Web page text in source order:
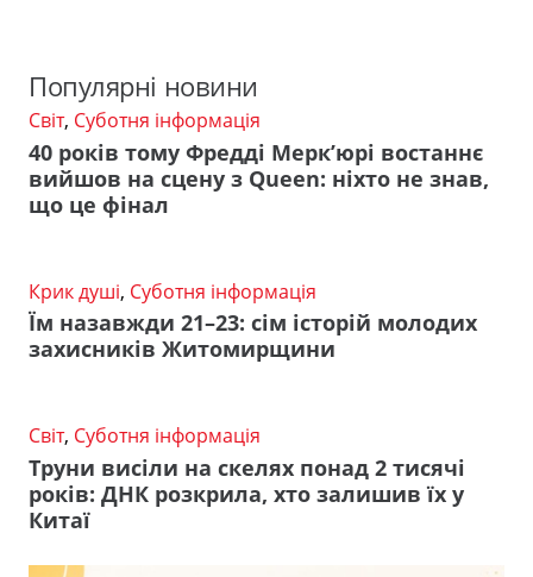
Популярні новини
Світ, Суботня інформація
40 років тому Фредді Мерк’юрі востаннє
вийшов на сцену з Queen: ніхто не знав,
що це фінал
Крик душі, Суботня інформація
Їм назавжди 21–23: сім історій молодих
захисників Житомирщини
Світ, Суботня інформація
Труни висіли на скелях понад 2 тисячі
років: ДНК розкрила, хто залишив їх у
Китаї